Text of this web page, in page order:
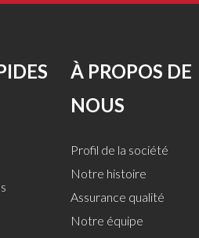
À PROPOS DE
NOUS
Profil de la société
Notre histoire
Assurance qualité
Notre équipe